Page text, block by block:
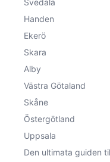
Handen
Ekerö
Skara
Alby
Västra Götaland
Skåne
Östergötland
Uppsala
Den ultimata guiden